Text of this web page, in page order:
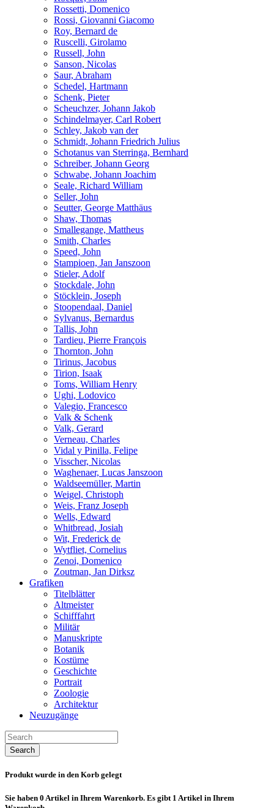
Rossetti, Domenico
Rossi, Giovanni Giacomo
Roy, Bernard de
Ruscelli, Girolamo
Russell, John
Sanson, Nicolas
Saur, Abraham
Schedel, Hartmann
Schenk, Pieter
Scheuchzer, Johann Jakob
Schindelmayer, Carl Robert
Schley, Jakob van der
Schmidt, Johann Friedrich Julius
Schotanus van Sterringa, Bernhard
Schreiber, Johann Georg
Schwabe, Johann Joachim
Seale, Richard William
Seller, John
Seutter, George Matthäus
Shaw, Thomas
Smallegange, Mattheus
Smith, Charles
Speed, John
Stampioen, Jan Janszoon
Stieler, Adolf
Stockdale, John
Stöcklein, Joseph
Stoopendaal, Daniel
Sylvanus, Bernardus
Tallis, John
Tardieu, Pierre François
Thornton, John
Tirinus, Jacobus
Tirion, Isaak
Toms, William Henry
Ughi, Lodovico
Valegio, Francesco
Valk & Schenk
Valk, Gerard
Verneau, Charles
Vidal y Pinilla, Felipe
Visscher, Nicolas
Waghenaer, Lucas Janszoon
Waldseemüller, Martin
Weigel, Christoph
Weis, Franz Joseph
Wells, Edward
Whitbread, Josiah
Wit, Frederick de
Wytfliet, Cornelius
Zenoi, Domenico
Zoutman, Jan Dirksz
Grafiken
Titelblätter
Altmeister
Schifffahrt
Militär
Manuskripte
Botanik
Kostüme
Geschichte
Portrait
Zoologie
Architektur
Neuzugänge
Search
Produkt wurde in den Korb gelegt
Sie haben 0 Artikel in Ihrem Warenkorb. Es gibt 1 Artikel in Ihrem